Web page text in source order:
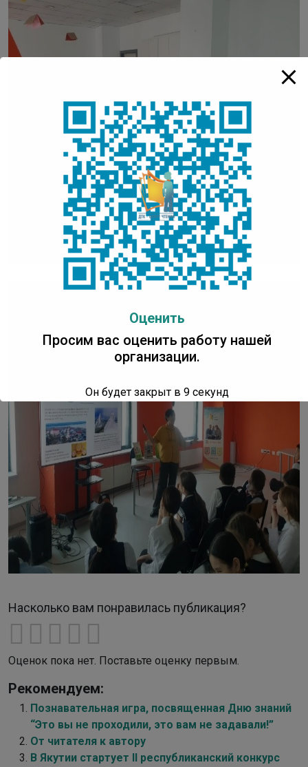
Насколько вам понравилась публикация?
Оценок пока нет. Поставьте оценку первым.
Рекомендуем:
Познавательная игра, посвященная Дню знаний
“Это вы не проходили, это вам не задавали!”
От читателя к автору
В Якутии стартует II республиканский конкурс
Оценить
Просим вас оценить работу нашей
организации.
Он будет закрыт в 8 секунд